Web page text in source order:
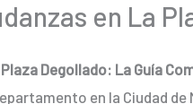
en La
Degollado: La Guía
en la Ciudad